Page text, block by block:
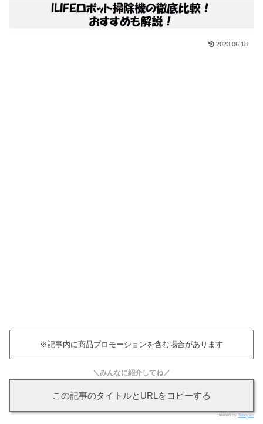
2023.06.18
※記事内に商品プロモーションを含む場合があります
＼みんなに紹介してね／
この記事のタイトルとURLをコピーする
created byTakoyan